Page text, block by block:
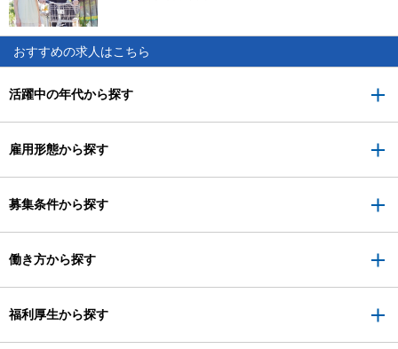
おすすめの求人はこちら
活躍中の年代から探す
雇用形態から探す
募集条件から探す
働き方から探す
福利厚生から探す